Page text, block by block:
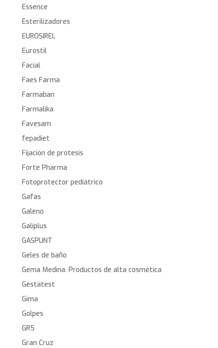
Essence
Esterilizadores
EUROSIREL
Eurostil
Facial
Faes Farma
Farmaban
Farmalika
Favesam
fepadiet
Fijación de protesis
Forte Pharma
Fotoprotector pediátrico
Gafas
Galeno
Galiplus
GASPUNT
Geles de baño
Gema Medina. Productos de alta cosmética
Gestatest
Gima
Golpes
GR5
Gran Cruz